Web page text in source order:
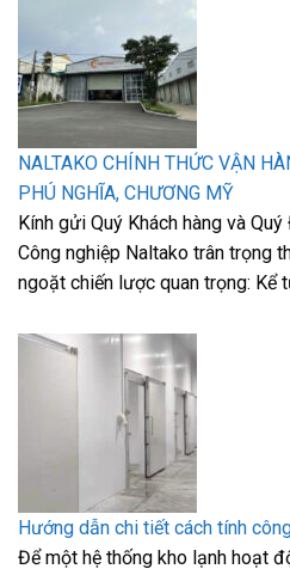
NALTAKO CHÍNH THỨC VẬN
PHÚ NGHĨA, CHƯƠNG MỸ
Kính gửi Quý Khách hàng và
Công nghiệp Naltako trân trọng
ngoặt chiến lược quan trọng: Kể
Hướng dẫn chi tiết cách tính
Để một hệ thống kho lạnh hoạt